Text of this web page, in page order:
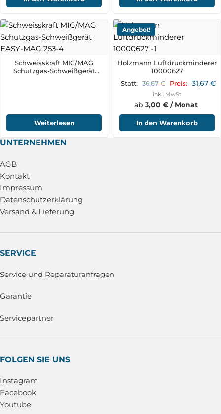
Schweisskraft MIG/MAG
Schutzgas-Schweißgerät
Weiterlesen
Angebot!
Holzmann Luftdruckminderer
10000627
Statt: 36,67€ Preis: 31,67 €
inkl. MwSt
ab 3,00 € / Monat
In den Warenkorb
UNTERNEHMEN
AGB
Kontakt
Impressum
Datenschutzerklärung
Versand & Lieferung
SERVICE
Service und Reparaturanfragen
Garantie
Servicepartner
FOLGEN SIE UNS
Instagram
Facebook
Youtube